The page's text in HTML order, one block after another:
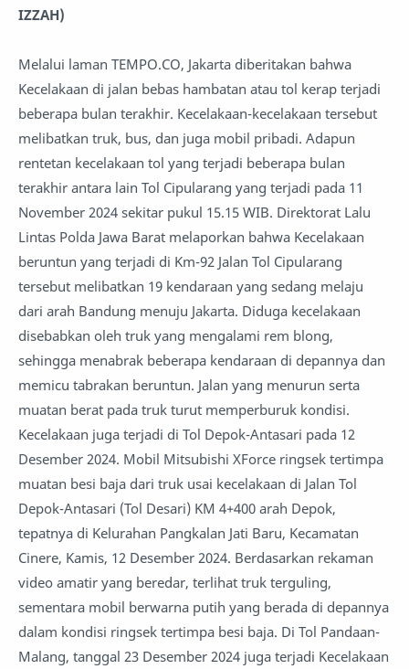
IZZAH)
Melalui laman TEMPO.CO, Jakarta diberitakan bahwa
Kecelakaan di jalan bebas hambatan atau tol kerap terjadi
beberapa bulan terakhir. Kecelakaan-kecelakaan tersebut
melibatkan truk, bus, dan juga mobil pribadi. Adapun
rentetan kecelakaan tol yang terjadi beberapa bulan
terakhir antara lain Tol Cipularang yang terjadi pada 11
November 2024 sekitar pukul 15.15 WIB. Direktorat Lalu
Lintas Polda Jawa Barat melaporkan bahwa Kecelakaan
beruntun yang terjadi di Km-92 Jalan Tol Cipularang
tersebut melibatkan 19 kendaraan yang sedang melaju
dari arah Bandung menuju Jakarta. Diduga kecelakaan
disebabkan oleh truk yang mengalami rem blong,
sehingga menabrak beberapa kendaraan di depannya dan
memicu tabrakan beruntun. Jalan yang menurun serta
muatan berat pada truk turut memperburuk kondisi.
Kecelakaan juga terjadi di Tol Depok-Antasari pada 12
Desember 2024. Mobil Mitsubishi XForce ringsek tertimpa
muatan besi baja dari truk usai kecelakaan di Jalan Tol
Depok-Antasari (Tol Desari) KM 4+400 arah Depok,
tepatnya di Kelurahan Pangkalan Jati Baru, Kecamatan
Cinere, Kamis, 12 Desember 2024. Berdasarkan rekaman
video amatir yang beredar, terlihat truk terguling,
sementara mobil berwarna putih yang berada di depannya
dalam kondisi ringsek tertimpa besi baja. Di Tol Pandaan-
Malang, tanggal 23 Desember 2024 juga terjadi Kecelakaan